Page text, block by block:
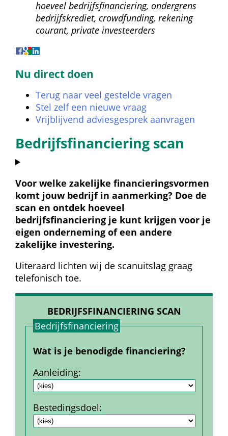
hoeveel bedrijfsfinanciering, ondergrens
bedrijfskrediet, crowdfunding, rekening
courant, private investeerders
Nu direct doen
Terug naar veel gestelde vragen
Stel zelf een nieuwe vraag
Vrijblijvend adviesgesprek aanvragen
Bedrijfsfinanciering scan
Voor welke zakelijke financieringsvormen
komt jouw bedrijf in aanmerking? Doe de
scan en ontdek hoeveel
bedrijfsfinanciering je kunt krijgen voor je
eigen onderneming of een andere
zakelijke investering.
Uiteraard lichten wij de scanuitslag graag
telefonisch toe.
BEDRIJFSFINANCIERING SCAN
Bedrijfs­financiering
Wat is je benodigde financiering?
Aanleiding:
Bestedings­doel: